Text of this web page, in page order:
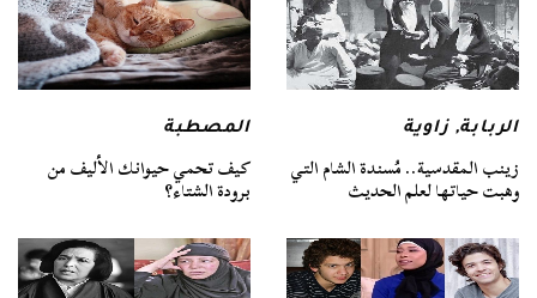
الربابة, زاوية
زينب المقدسية.. مُسندة الشام التي
وهبت حياتها لعلم الحديث
المصطبة
كيف تحمي حيوانك الأليف من
برودة الشتاء؟